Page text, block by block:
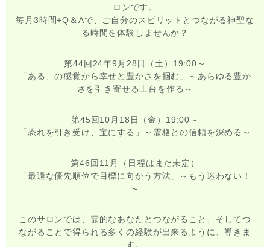
ロンです。
毎月3時間+Q＆Aで、ご自分のスピリットとつながる神聖な
る時間を体験しませんか？
第44回24年9月28日（土）19:00～
「ある、の感覚から幸せと豊かさを掴む」～あらゆる豊か
さを引き寄せる土台を作る～
第45回10月18日（金）19:00～
「恐れを引き受け、宝にする」～霊格との信頼を深める～
第46回11月（日程はまだ未定）
「最適な優先順位で目標に向かう方法」～もう迷わない！
～
このサロンでは、霊的なあなたとつながること、そしてつ
ながることで得られる多くの経験が出来るように、導きま
す。